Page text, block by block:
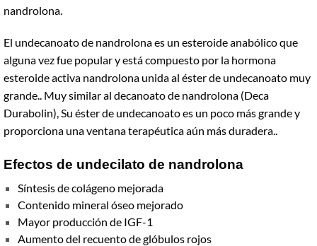
nandrolona.
El undecanoato de nandrolona es un esteroide anabólico que
alguna vez fue popular y está compuesto por la hormona
esteroide activa nandrolona unida al éster de undecanoato muy
grande.. Muy similar al decanoato de nandrolona (Deca
Durabolin), Su éster de undecanoato es un poco más grande y
proporciona una ventana terapéutica aún más duradera..
Efectos de undecilato de nandrolona
Síntesis de colágeno mejorada
Contenido mineral óseo mejorado
Mayor producción de IGF-1
Aumento del recuento de glóbulos rojos